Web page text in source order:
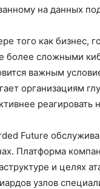
на данных
того как бизнес,
более сложными
важным
организациям
реагировать
Future
Платформа
и целях
узлов